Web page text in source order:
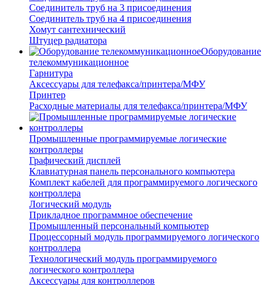
Соединитель труб на 3 присоединения
Соединитель труб на 4 присоединения
Хомут сантехнический
Штуцер радиатора
Оборудование
телекоммуникационное
Гарнитура
Аксессуары для телефакса/принтера/МФУ
Принтер
Расходные материалы для телефакса/принтера/МФУ
Промышленные программируемые логические
контроллеры
Графический дисплей
Клавиатурная панель персонального компьютера
Комплект кабелей для программируемого логического
контроллера
Логический модуль
Прикладное программное обеспечение
Промышленный персональный компьютер
Процессорный модуль программируемого логического
контроллера
Технологический модуль программируемого
логического контроллера
Аксессуары для контроллеров